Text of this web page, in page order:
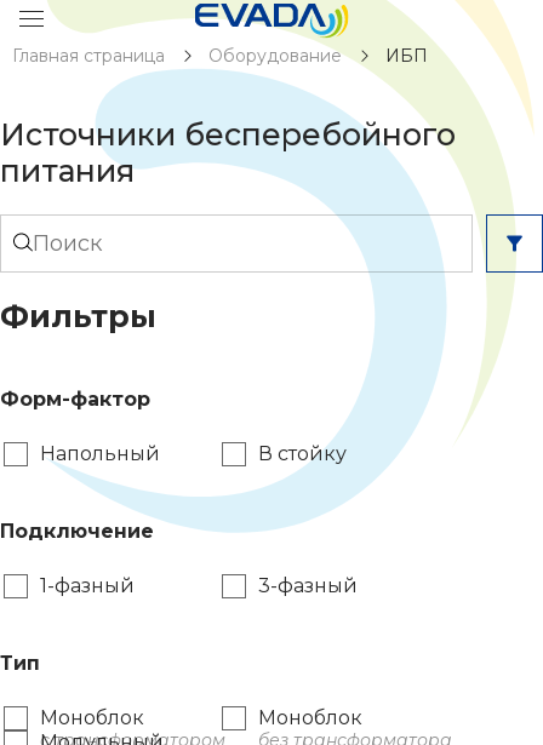
Главная страница Оборудование ИБП
Источники бесперебойного
питания
Фильтры
Форм-фактор
Напольный В стойку
Подключение
1-фазный 3-фазный
Тип
Моноблок
с трансформатором
Моноблок
без трансформатора